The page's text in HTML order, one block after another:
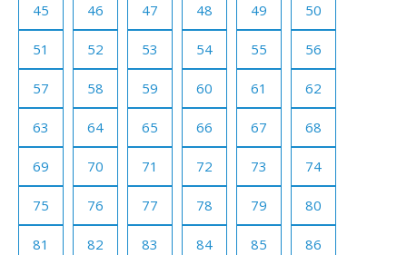
45 46 47 48 49 50
51 52 53 54 55 56
57 58 59 60 61 62
63 64 65 66 67 68
69 70 71 72 73 74
75 76 77 78 79 80
81 82 83 84 85 86